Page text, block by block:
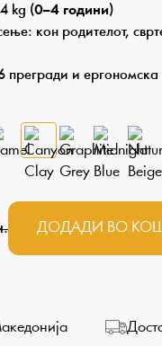
kg (0–4 години)
кон родителот,
прегради и
ДОДАДИ ВО